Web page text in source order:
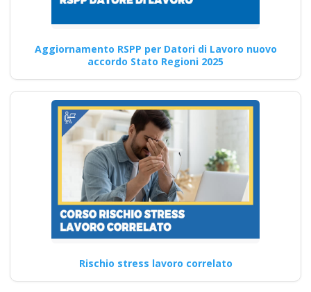
Corso Datore di
Lavoro Nuovo
accordo Stato
Regioni 2025:
Modifiche nel
modulo per
l'integrazione dei
rischi specifici
RSPP datore di lavoro: ruolo e
adempimenti nella gestione
della sicurezza corso…
Aggiornamento RSPP per Datori di Lavoro nuovo
accordo Stato Regioni 2025
Rischio stress lavoro correlato